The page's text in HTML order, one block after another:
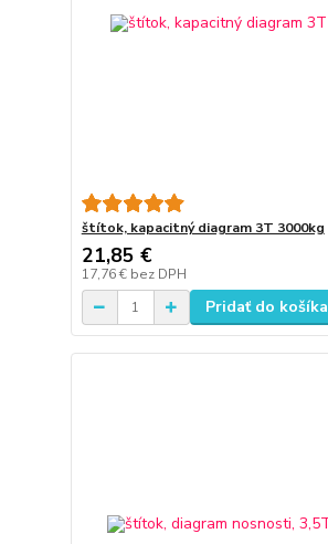
štítok, kapacitný diagram 3T 3000kg
21,85 €
17,76 € bez DPH
Pridať do košíka